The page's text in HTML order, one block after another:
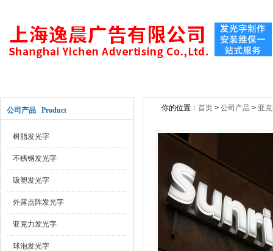
公司产品 Product
树脂发光字
不锈钢发光字
吸塑发光字
外露点阵发光字
亚克力发光字
球泡发光字
你的位置： 首页 > 公司产品 > 亚